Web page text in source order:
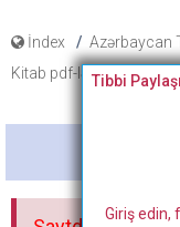
İndex
Azərbaycan
Kitab pdf-ləri, tibbi fənlər
Tibbi
Giriş edin,